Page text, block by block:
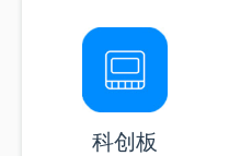
科创板